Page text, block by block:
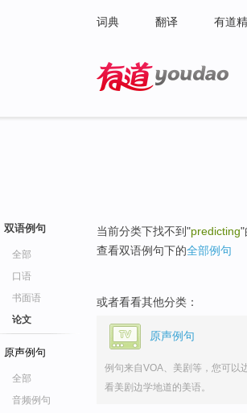
词典 翻译 有道
双语例句
全部
口语
书面语
论文
原声例句
全部
音频例句
当前分类下找不到"predicting"
查看双语例句下的全部例句
或者看看其他分类：
原声例句
例句来自VOA、美剧等，您可以
看美剧边学地道的美语。